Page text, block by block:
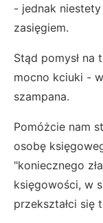
- jednak niestety
zasięgiem.
Stąd pomysł na
mocno kciuki -
szampana.
Pomóżcie nam
osobę
"koniecznego
księgowości, w
przekształci się